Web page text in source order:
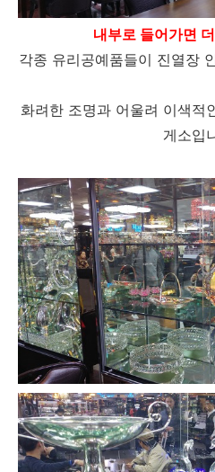
내부로 들어가면
각종 유리공예품들이 진열장
화려한 조명과 어울려 이색적
게소입